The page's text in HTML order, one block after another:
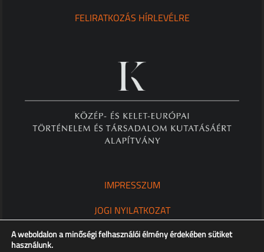
FELIRATKOZÁS HÍRLEVÉLRE
IMPRESSZUM
JOGI NYILATKOZAT
ADATKEZELÉSI TÁJÉKOZTATÓ
A weboldalon a minőségi felhasználói élmény érdekében sütiket
használunk.